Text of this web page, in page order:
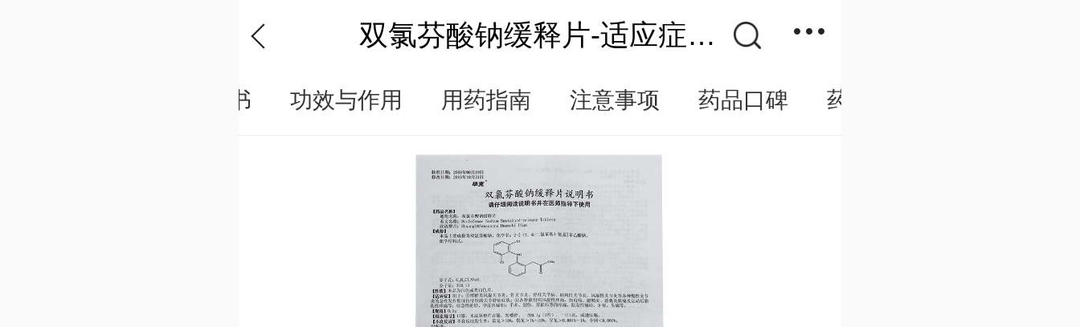
双氯芬酸钠缓释片-适应症|说明书|功效作用-复禾医药
说明书 功效与作用 用药指南 注意事项 药品口碑 药价规格